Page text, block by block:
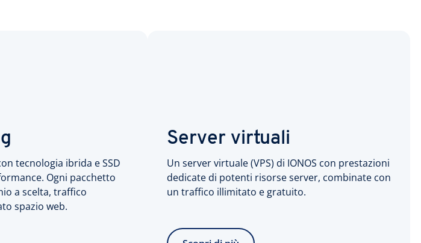
tecnologia ibrida e SSD
Ogni pacchetto
a scelta, traffico
spazio web.
Server virtuali
Un server virtuale (VPS) di IONOS con prestazioni
dedicate di potenti risorse server, combinate con
un traffico illimitato e gratuito.